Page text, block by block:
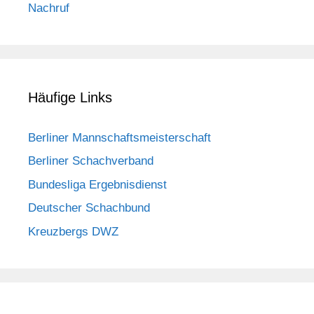
Nachruf
Häufige Links
Berliner Mannschaftsmeisterschaft
Berliner Schachverband
Bundesliga Ergebnisdienst
Deutscher Schachbund
Kreuzbergs DWZ